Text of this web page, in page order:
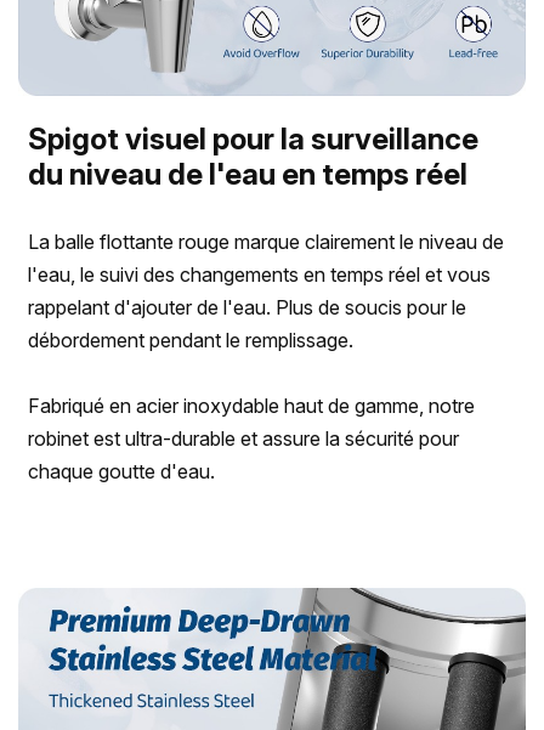
Spigot visuel pour la surveillance
du niveau de l'eau en temps réel
La balle flottante rouge marque clairement le niveau de
l'eau, le suivi des changements en temps réel et vous
rappelant d'ajouter de l'eau. Plus de soucis pour le
débordement pendant le remplissage.
Fabriqué en acier inoxydable haut de gamme, notre
robinet est ultra-durable et assure la sécurité pour
chaque goutte d'eau.